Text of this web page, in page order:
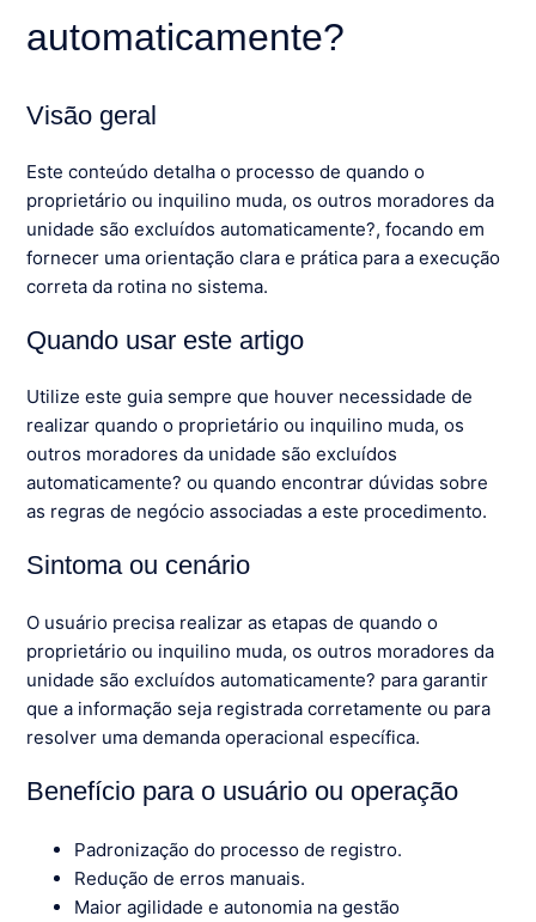
automaticamente?
Visão geral
Este conteúdo detalha o processo de quando o
proprietário ou inquilino muda, os outros moradores da
unidade são excluídos automaticamente?, focando em
fornecer uma orientação clara e prática para a execução
correta da rotina no sistema.
Quando usar este artigo
Utilize este guia sempre que houver necessidade de
realizar quando o proprietário ou inquilino muda, os
outros moradores da unidade são excluídos
automaticamente? ou quando encontrar dúvidas sobre
as regras de negócio associadas a este procedimento.
Sintoma ou cenário
O usuário precisa realizar as etapas de quando o
proprietário ou inquilino muda, os outros moradores da
unidade são excluídos automaticamente? para garantir
que a informação seja registrada corretamente ou para
resolver uma demanda operacional específica.
Benefício para o usuário ou operação
Padronização do processo de registro.
Redução de erros manuais.
Maior agilidade e autonomia na gestão